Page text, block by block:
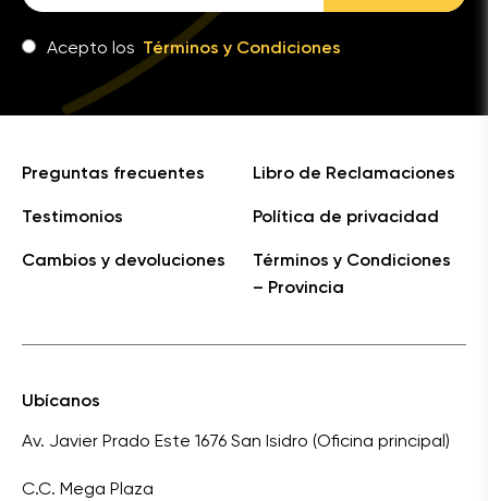
Acepto los Términos y Condiciones
Preguntas frecuentes
Testimonios
Cambios y devoluciones
Libro de Reclamaciones
Política de privacidad
Términos y Condiciones
– Provincia
Ubícanos
Av. Javier Prado Este 1676 San Isidro (Oficina principal)
C.C. Mega Plaza